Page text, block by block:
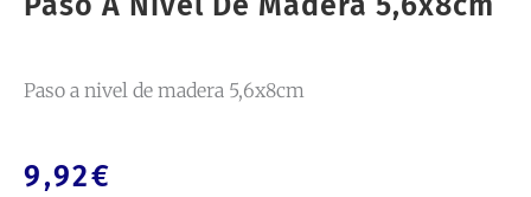
Paso a nivel de madera 5,6x8cm
9,92€